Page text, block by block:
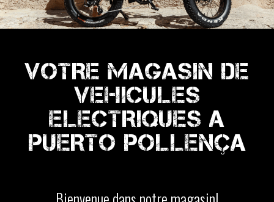
VOTRE MAGASIN DE
VEHICULES
ELECTRIQUES A
PUERTO POLLENÇA